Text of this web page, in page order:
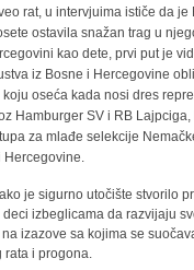
rat, u intervjuima ističe da
ostavila snažan trag u
kao dete, prvi put je
iz Bosne i Hercegovine
oseća kada nosi dres
Hamburger SV i RB
za mlađe selekcije
Hercegovine.
je sigurno utočište stvorilo
izbeglicama da razvijaju
izazove sa kojima se
rata i progona.